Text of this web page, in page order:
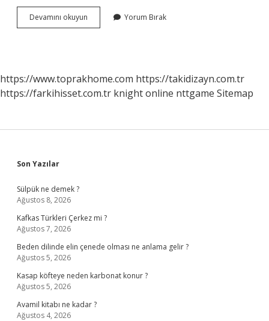
Devamını okuyun
Iyi
Yorum Bırak
https://www.toprakhome.com https://takidizayn.com.tr
https://farkihisset.com.tr knight online nttgame Sitemap
Sidebar
Son Yazılar
Sülpük ne demek ?
Ağustos 8, 2026
Kafkas Türkleri Çerkez mi ?
Ağustos 7, 2026
Beden dilinde elin çenede olması ne anlama gelir ?
Ağustos 5, 2026
Kasap köfteye neden karbonat konur ?
Ağustos 5, 2026
Avamil kitabı ne kadar ?
Ağustos 4, 2026